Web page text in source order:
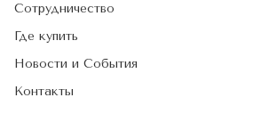
Сотрудничество
Где купить
Новости и События
Контакты